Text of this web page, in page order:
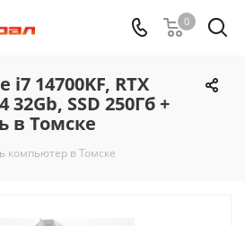
0
14700KF, RTX
32Gb, SSD 250Гб +
в Томске
компьютер в Томске